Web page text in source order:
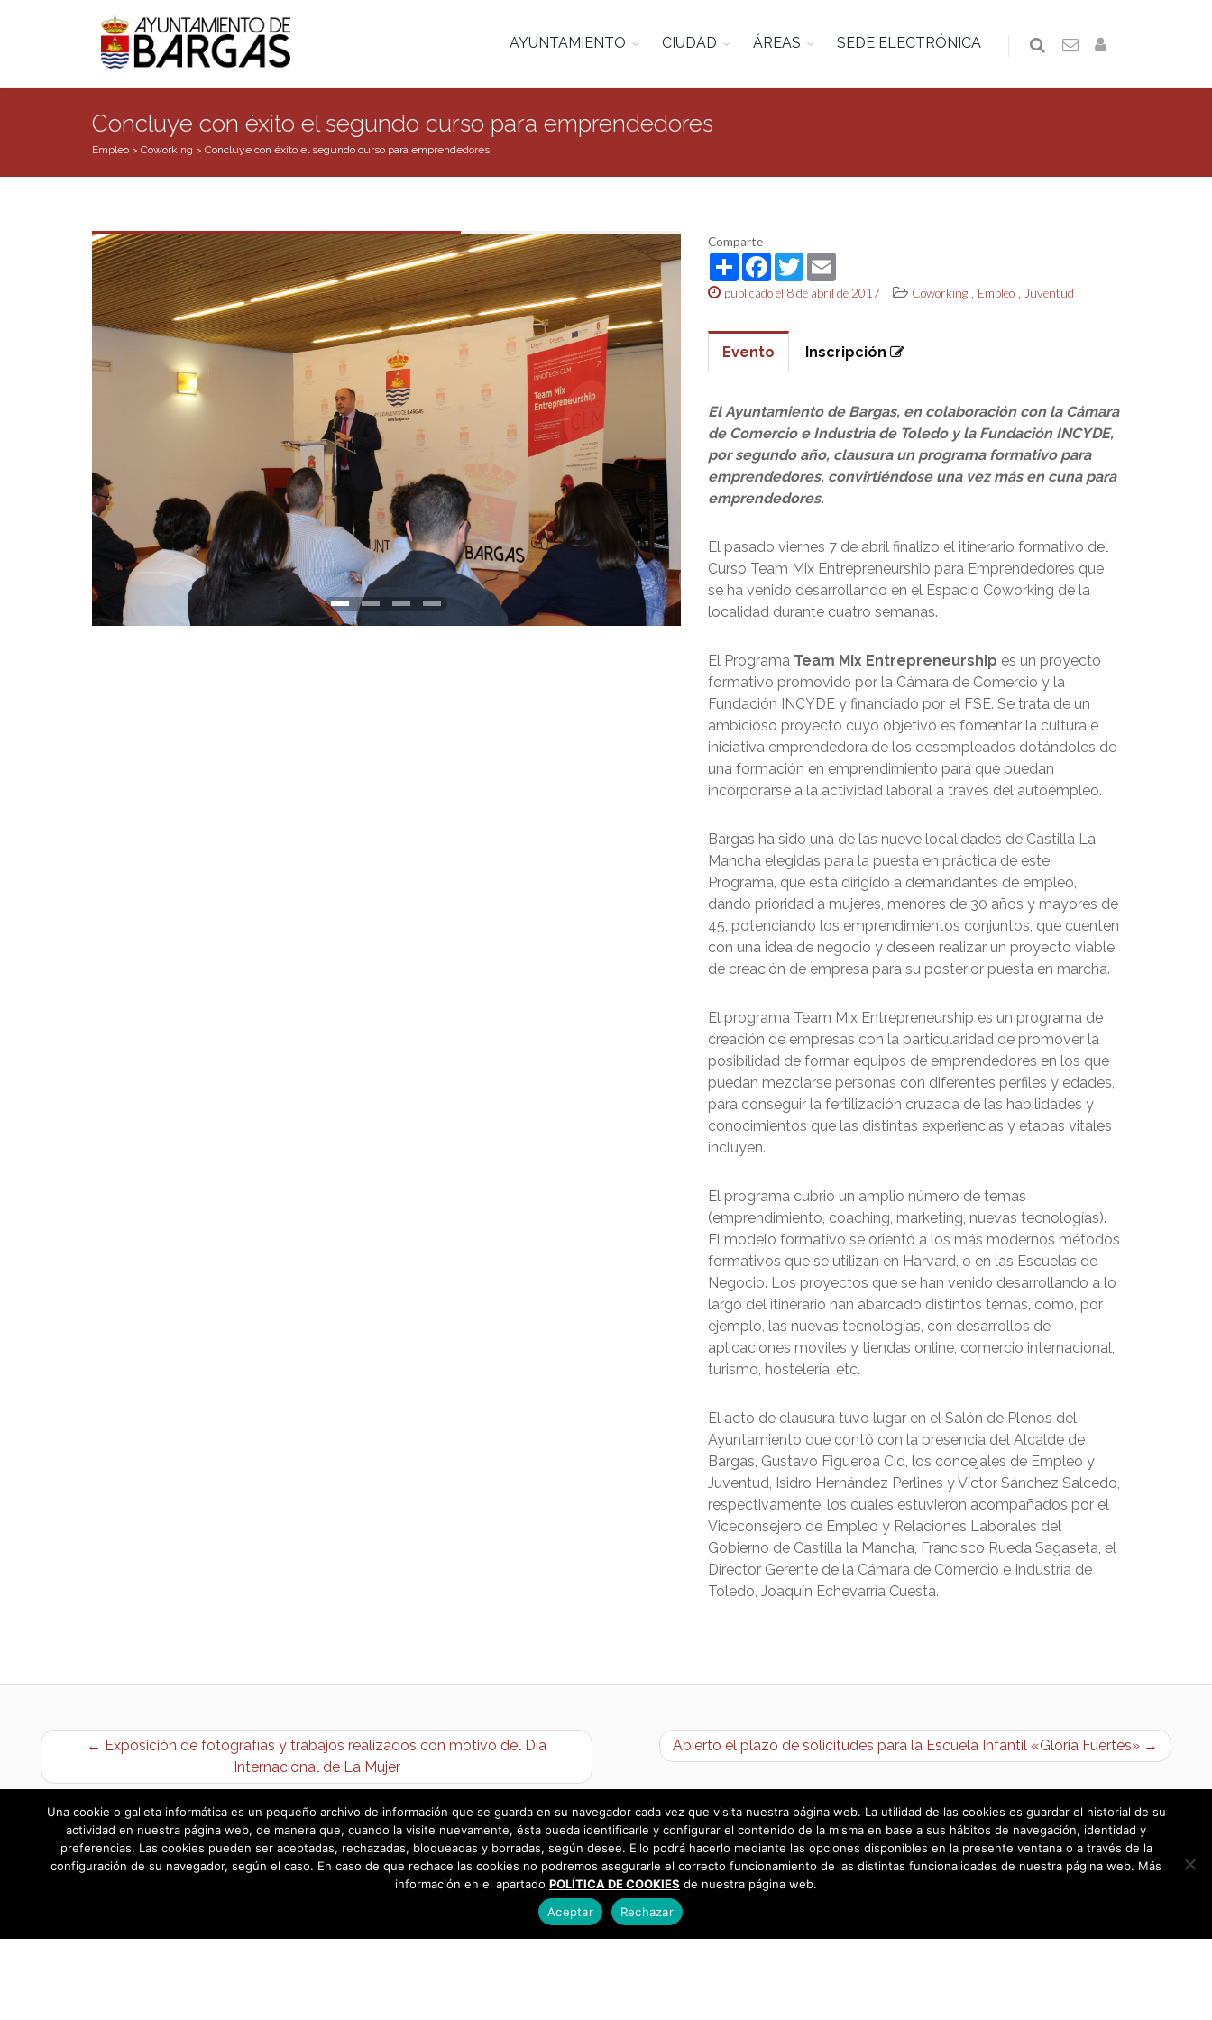
AYUNTAMIENTO CIUDAD ÁREAS SEDE ELECTRÓNICA
Concluye con éxito el segundo curso para emprendedores
Empleo > Coworking > Concluye con éxito el segundo curso para emprendedores
Comparte
ShareFacebook
TwitterEmail
publicado el 8 de abril de 2017 Coworking , Empleo , Juventud
Evento Inscripción
El Ayuntamiento de Bargas, en colaboración con la Cámara
de Comercio e Industria de Toledo y la Fundación INCYDE,
por segundo año, clausura un programa formativo para
emprendedores, convirtiéndose una vez más en cuna para
emprendedores.
El pasado viernes 7 de abril finalizo el itinerario formativo del
Curso Team Mix Entrepreneurship para Emprendedores que
se ha venido desarrollando en el Espacio Coworking de la
localidad durante cuatro semanas.
El Programa Team Mix Entrepreneurship es un proyecto
formativo promovido por la Cámara de Comercio y la
Fundación INCYDE y financiado por el FSE. Se trata de un
ambicioso proyecto cuyo objetivo es fomentar la cultura e
iniciativa emprendedora de los desempleados dotándoles de
una formación en emprendimiento para que puedan
incorporarse a la actividad laboral a través del autoempleo.
Bargas ha sido una de las nueve localidades de Castilla La
Mancha elegidas para la puesta en práctica de este
Programa, que está dirigido a demandantes de empleo,
dando prioridad a mujeres, menores de 30 años y mayores de
45, potenciando los emprendimientos conjuntos, que cuenten
con una idea de negocio y deseen realizar un proyecto viable
de creación de empresa para su posterior puesta en marcha.
El programa Team Mix Entrepreneurship es un programa de
creación de empresas con la particularidad de promover la
posibilidad de formar equipos de emprendedores en los que
puedan mezclarse personas con diferentes perfiles y edades,
para conseguir la fertilización cruzada de las habilidades y
conocimientos que las distintas experiencias y etapas vitales
incluyen.
El programa cubrió un amplio número de temas
(emprendimiento, coaching, marketing, nuevas tecnologías).
El modelo formativo se orientó a los más modernos métodos
formativos que se utilizan en Harvard, o en las Escuelas de
Negocio. Los proyectos que se han venido desarrollando a lo
largo del itinerario han abarcado distintos temas, como, por
ejemplo, las nuevas tecnologías, con desarrollos de
aplicaciones móviles y tiendas online, comercio internacional,
turismo, hostelería, etc.
El acto de clausura tuvo lugar en el Salón de Plenos del
Ayuntamiento que contó con la presencia del Alcalde de
Bargas, Gustavo Figueroa Cid, los concejales de Empleo y
Juventud, Isidro Hernández Perlines y Víctor Sánchez Salcedo,
respectivamente, los cuales estuvieron acompañados por el
Viceconsejero de Empleo y Relaciones Laborales del
Gobierno de Castilla la Mancha, Francisco Rueda Sagaseta, el
Director Gerente de la Cámara de Comercio e Industria de
Toledo, Joaquín Echevarría Cuesta.
← Exposición de fotografías y trabajos realizados con motivo del Día
Internacional de La Mujer
Abierto el plazo de solicitudes para la Escuela Infantil «Gloria Fuertes» →
Una cookie o galleta informática es un pequeño archivo de información que se guarda en su navegador cada vez que visita nuestra página web. La utilidad de las cookies es guardar el historial de su
actividad en nuestra página web, de manera que, cuando la visite nuevamente, ésta pueda identificarle y configurar el contenido de la misma en base a sus hábitos de navegación, identidad y
preferencias. Las cookies pueden ser aceptadas, rechazadas, bloqueadas y borradas, según desee. Ello podrá hacerlo mediante las opciones disponibles en la presente ventana o a través de la
configuración de su navegador, según el caso. En caso de que rechace las cookies no podremos asegurarle el correcto funcionamiento de las distintas funcionalidades de nuestra página web. Más
información en el apartado POLÍTICA DE COOKIES de nuestra página web.
Aceptar
Rechazar